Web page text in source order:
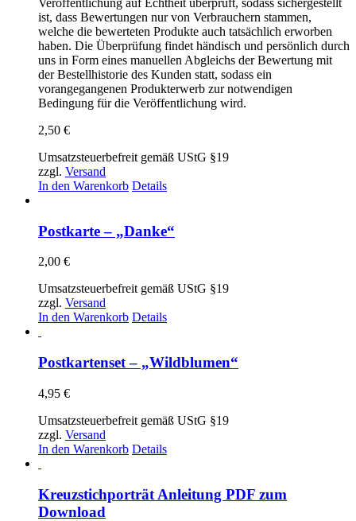
Veröffentlichung auf Echtheit überprüft, sodass sichergestellt
ist, dass Bewertungen nur von Verbrauchern stammen,
welche die bewerteten Produkte auch tatsächlich erworben
haben. Die Überprüfung findet händisch und persönlich durch
uns in Form eines manuellen Abgleichs der Bewertung mit
der Bestellhistorie des Kunden statt, sodass ein
vorangegangenen Produkterwerb zur notwendigen
Bedingung für die Veröffentlichung wird.
2,50 €
Umsatzsteuerbefreit gemäß UStG §19
zzgl. Versand
In den Warenkorb Details
Postkarte – „Danke“
2,00 €
Umsatzsteuerbefreit gemäß UStG §19
zzgl. Versand
In den Warenkorb Details
Postkartenset – „Wildblumen“
4,95 €
Umsatzsteuerbefreit gemäß UStG §19
zzgl. Versand
In den Warenkorb Details
Kreuzstichporträt Anleitung PDF zum
Download